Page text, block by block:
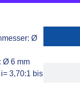
Ø
Ø 6 mm
3,70:1 bis